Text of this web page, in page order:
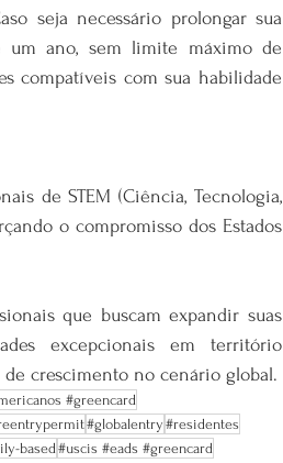
seja necessário prolongar sua
um ano, sem limite máximo de
compatíveis com sua habilidade
de STEM (Ciência, Tecnologia,
o compromisso dos Estados
que buscam expandir suas
excepcionais em território
crescimento no cenário global.
#greencard
#globalentry #residentes
based#uscis #eads #greencard